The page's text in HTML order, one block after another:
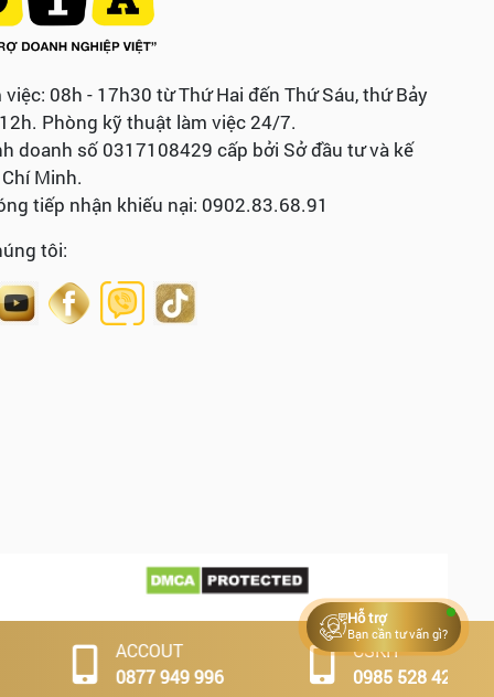
08h - 17h30 từ Thứ Hai đến Thứ Sáu, thứ Bảy
Phòng kỹ thuật làm việc 24/7.
doanh số 0317108429 cấp bởi Sở đầu tư và kế
Minh.
tiếp nhận khiếu nại: 0902.83.68.91
tôi:
Hỗ trợ
Bạn cần tư vấn gì?
ACCOUT
0877 949 996
CSKH
0985 528 427